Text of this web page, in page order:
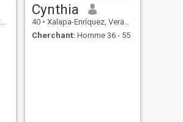
Cynthia
40 • Xalapa-Enríquez, Veracruz, Mexique
Cherchant: Homme 36 - 55